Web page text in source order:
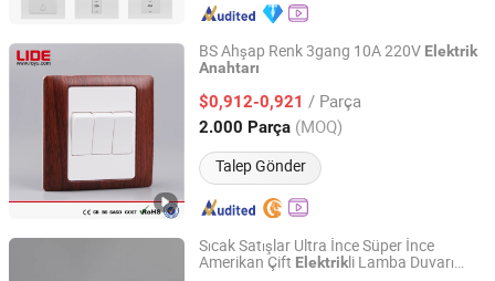
BS Ahşap Renk 3gang 10A 220V Elektrik
Anahtarı
$0,912-0,921 / Parça
2.000 Parça (MOQ)
Talep Gönder
Wenzhou Sager Electric Co.,Ltd
Zhejiang, China Fiyat 2024
Sıcak Satışlar Ultra İnce Süper İnce
Amerikan Çift Elektrikli Lamba Duvarı
Wenzhou Amon Electric Co., Ltd